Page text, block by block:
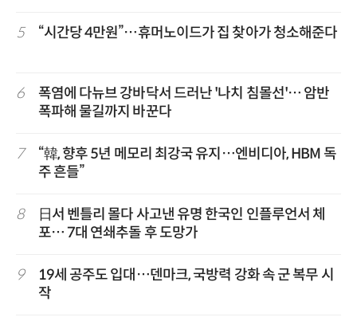
5 “시간당 4만원”…휴머노이드가 집 찾아가 청소해준다
6
폭염에 다뉴브 강바닥서 드러난 '나치 침몰선'… 암반
폭파해 물길까지 바꾼다
7
“韓, 향후 5년 메모리 최강국 유지…엔비디아, HBM 독
주 흔들”
8
日서 벤틀리 몰다 사고낸 유명 한국인 인플루언서 체
포… 7대 연쇄추돌 후 도망가
9
19세 공주도 입대…덴마크, 국방력 강화 속 군 복무 시
작